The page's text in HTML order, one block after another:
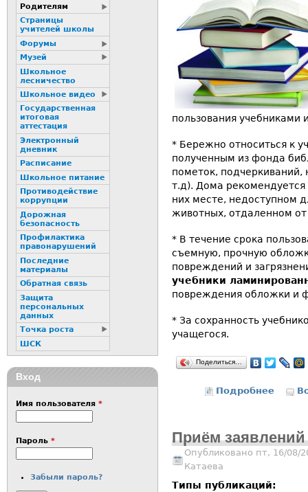
пользования учебниками
* Бережно относиться к
полученным из фонда
пометок, подчеркиваний,
т.д). Дома рекомендуется
них месте, недоступном
животных, отдаленном от
* В течение срока
съемную, прочную
повреждений и
учебники
повреждения обложки и
* За сохранность
учащегося.
Поделиться…
Подробнее о
Приём заявлений
Опубликовано пт, 16/08/
Катаева
Типы публикаций:
Родителям
Страницы
учителей школы
Форумы
Музей
Школьное
лесничество
Школьное видео
Государственная
итоговая
аттестация
Электронный
дневник
Расписание
Школьное питание
Пpотиводействие
коppупции
Дорожная
безопасность
Профилактика
пpaвонаpушений
Последние
материалы
Обратная связь
Защита
персональных
данных
Точка роста
ШСК
Вход
Имя пользователя *
Пароль *
Забыли пароль?